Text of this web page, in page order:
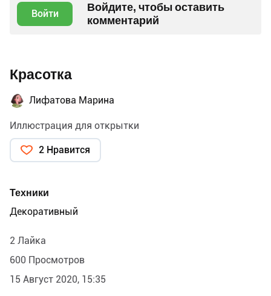
Войти
Войдите, чтобы оставить
комментарий
Красотка
Лифатова Марина
Иллюстрация для открытки
2 Нравится
Техники
Декоративный
2 Лайка
600 Просмотров
15 Август 2020, 15:35